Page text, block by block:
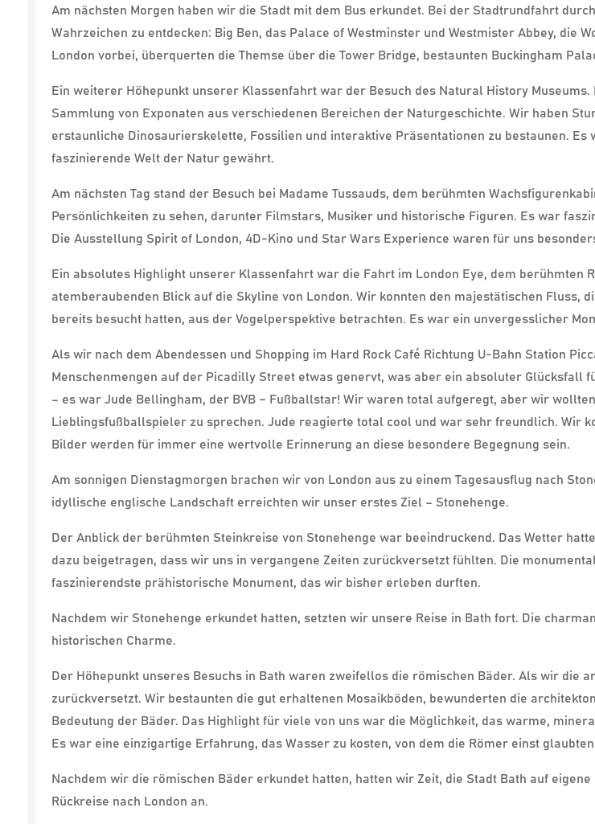
Am nächsten Morgen haben wir die Stadt mit dem Bus erkundet. Bei der Stadtrundfahrt
Wahrzeichen zu entdecken: Big Ben, das Palace of Westminster und Westmister Abbey, die
London vorbei, überquerten die Themse über die Tower Bridge, bestaunten Buckingham
Ein weiterer Höhepunkt unserer Klassenfahrt war der Besuch des Natural History
Sammlung von Exponaten aus verschiedenen Bereichen der Naturgeschichte. Wir haben
erstaunliche Dinosaurierskelette, Fossilien und interaktive Präsentationen zu bestaunen.
faszinierende Welt der Natur gewährt.
Am nächsten Tag stand der Besuch bei Madame Tussauds, dem berühmten
Persönlichkeiten zu sehen, darunter Filmstars, Musiker und historische Figuren. Es war
Die Ausstellung Spirit of London, 4D-Kino und Star Wars Experience waren für uns
Ein absolutes Highlight unserer Klassenfahrt war die Fahrt im London Eye, dem berühmten
atemberaubenden Blick auf die Skyline von London. Wir konnten den majestätischen Fluss,
bereits besucht hatten, aus der Vogelperspektive betrachten. Es war ein unvergesslicher
Als wir nach dem Abendessen und Shopping im Hard Rock Café Richtung U-Bahn Station
Menschenmengen auf der Picadilly Street etwas genervt, was aber ein absoluter Glücksfall
– es war Jude Bellingham, der BVB – Fußballstar! Wir waren total aufgeregt, aber wir
Lieblingsfußballspieler zu sprechen. Jude reagierte total cool und war sehr freundlich. Wir
Bilder werden für immer eine wertvolle Erinnerung an diese besondere Begegnung sein.
Am sonnigen Dienstagmorgen brachen wir von London aus zu einem Tagesausflug nach
idyllische englische Landschaft erreichten wir unser erstes Ziel – Stonehenge.
Der Anblick der berühmten Steinkreise von Stonehenge war beeindruckend. Das Wetter
dazu beigetragen, dass wir uns in vergangene Zeiten zurückversetzt fühlten. Die
faszinierendste prähistorische Monument, das wir bisher erleben durften.
Nachdem wir Stonehenge erkundet hatten, setzten wir unsere Reise in Bath fort. Die
historischen Charme.
Der Höhepunkt unseres Besuchs in Bath waren zweifellos die römischen Bäder. Als wir die
zurückversetzt. Wir bestaunten die gut erhaltenen Mosaikböden, bewunderten die
Bedeutung der Bäder. Das Highlight für viele von uns war die Möglichkeit, das warme,
Es war eine einzigartige Erfahrung, das Wasser zu kosten, von dem die Römer einst
Nachdem wir die römischen Bäder erkundet hatten, hatten wir Zeit, die Stadt Bath auf
Rückreise nach London an.